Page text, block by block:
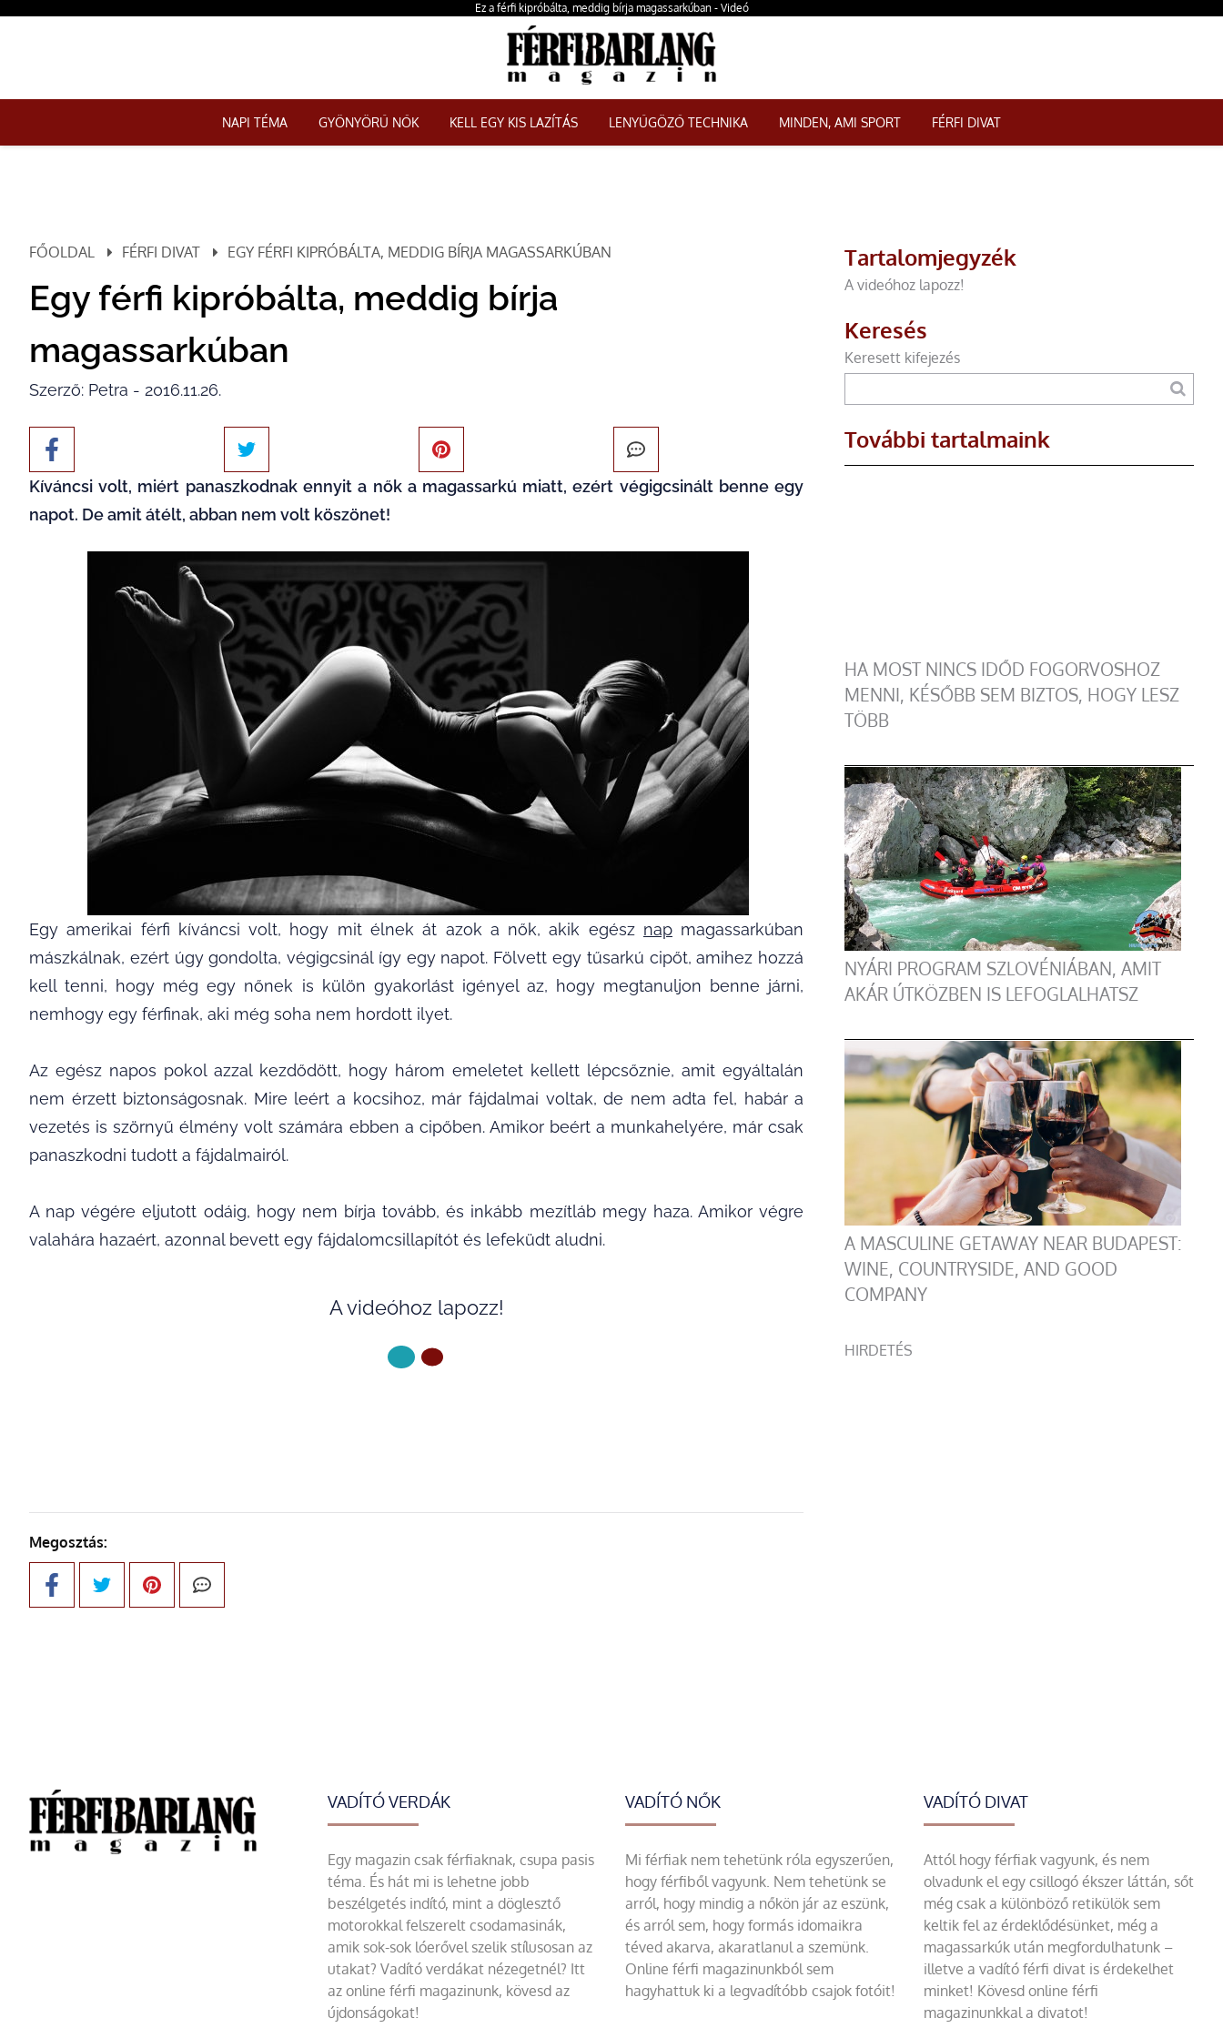
Ez a férfi kipróbálta, meddig bírja magassarkúban - Videó
NAPI TÉMA GYÖNYÖRŰ NŐK KELL EGY KIS LAZÍTÁS LENYŰGÖZŐ TECHNIKA MINDEN, AMI SPORT FÉRFI DIVAT
FŐOLDAL FÉRFI DIVAT EGY FÉRFI KIPRÓBÁLTA, MEDDIG BÍRJA MAGASSARKÚBAN
Egy férfi kipróbálta, meddig bírja
magassarkúban
Szerző: Petra - 2016.11.26.
Kíváncsi volt, miért panaszkodnak ennyit a nők a magassarkú miatt, ezért végigcsinált benne egy
napot. De amit átélt, abban nem volt köszönet!
Egy amerikai férfi kíváncsi volt, hogy mit élnek át azok a nők, akik egész napmagassarkúban
mászkálnak, ezért úgy gondolta, végigcsinál így egy napot. Fölvett egy tűsarkú cipőt, amihez hozzá
kell tenni, hogy még egy nőnek is külön gyakorlást igényel az, hogy megtanuljon benne járni,
nemhogy egy férfinak, aki még soha nem hordott ilyet.
Az egész napos pokol azzal kezdődött, hogy három emeletet kellett lépcsőznie, amit egyáltalán
nem érzett biztonságosnak. Mire leért a kocsihoz, már fájdalmai voltak, de nem adta fel, habár a
vezetés is szörnyű élmény volt számára ebben a cipőben. Amikor beért a munkahelyére, már csak
panaszkodni tudott a fájdalmairól.
A nap végére eljutott odáig, hogy nem bírja tovább, és inkább mezítláb megy haza. Amikor végre
valahára hazaért, azonnal bevett egy fájdalomcsillapítót és lefeküdt aludni.
A videóhoz lapozz!
Megosztás:
Tartalomjegyzék
A videóhoz lapozz!
Keresés
Keresett kifejezés
További tartalmaink
HA MOST NINCS IDŐD FOGORVOSHOZ
MENNI, KÉSŐBB SEM BIZTOS, HOGY LESZ
TÖBB
NYÁRI PROGRAM SZLOVÉNIÁBAN, AMIT
AKÁR ÚTKÖZBEN IS LEFOGLALHATSZ
A MASCULINE GETAWAY NEAR BUDAPEST:
WINE, COUNTRYSIDE, AND GOOD
COMPANY
HIRDETÉS
VADÍTÓ VERDÁK
Egy magazin csak férfiaknak, csupa pasis
téma. És hát mi is lehetne jobb
beszélgetés indító, mint a döglesztő
motorokkal felszerelt csodamasinák,
amik sok-sok lóerővel szelik stílusosan az
utakat? Vadító verdákat nézegetnél? Itt
az online férfi magazinunk, kövesd az
újdonságokat!
VADÍTÓ NŐK
Mi férfiak nem tehetünk róla egyszerűen,
hogy férfiből vagyunk. Nem tehetünk se
arról, hogy mindig a nőkön jár az eszünk,
és arról sem, hogy formás idomaikra
téved akarva, akaratlanul a szemünk.
Online férfi magazinunkból sem
hagyhattuk ki a legvadítóbb csajok fotóit!
VADÍTÓ DIVAT
Attól hogy férfiak vagyunk, és nem
olvadunk el egy csillogó ékszer láttán, sőt
még csak a különböző retikülök sem
keltik fel az érdeklődésünket, még a
magassarkúk után megfordulhatunk –
illetve a vadító férfi divat is érdekelhet
minket! Kövesd online férfi
magazinunkkal a divatot!